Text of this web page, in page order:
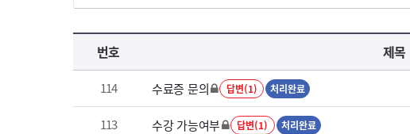
국가회계이론 과정 목록 으로 번호, 제목, 작성자, 조회수, 등록 일로 나열 되고 있습니다.
번호 제목
114 수료증 문의 답변(1) 처리완료
113 수강 가능여부 답변(1) 처리완료